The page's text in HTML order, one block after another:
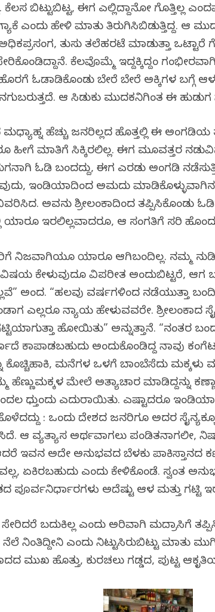
ಕೆಲಸ ಬಿಟ್ಟುಬಿಟ್ಟ, ಈಗ ಎಲ್ಲಿದ್ದಾನೋ ಗೊತ್ತಿಲ್ಲ
ಎಂದು ಹೇಳಿ ಮಾತು ತಿರುಗಿಸಿಬಿಡುತ್ತಿದ್ದ. ಆ
ತುಸು ತಲೆಹರಟೆ ಮಾಡುತ್ತಾ
ಕೆಲವೊಮ್ಮೆ ಇದ್ದಕ್ಕಿದ್ದಂತೆ
ಓಡಾಡಿಕೊಂಡು ಬೇರೆ ಬೇರೆ ಅಕ್ಕಿಗಳ ಬಗ್ಗೆ
ಆ ಸಿಡುಕು ಮುದಕನಿಗಿಂತ ಈ ಹುಡುಗ
ಮಧ್ಯಾಹ್ನ ಹೆಚ್ಚು ಜನರಿಲ್ಲದ ಹೊತ್ತಲ್ಲಿ ಈ
ಹೀಗೆ ಮಾತಿಗೆ ಸಿಕ್ಕಿರಲಿಲ್ಲ. ಈಗ ಮೂವತ್ತರ
ಓಡಿ ಬಂದದ್ದು, ಈಗ ಎರಡು ಅಂಗಡಿ
ಇಂಡಿಯಾದಿಂದ ಅಮದು
ಅವನು ಶ್ರೀಲಂಕಾದಿಂದ ತಪ್ಪಿಸಿಕೊಂಡು
ಯಾರೂ ಇರಲಿಲ್ಲವಾದರೂ, ಆ ಸಂಗತಿಗೆ ಸರಿ
ನಿಜವಾಗಿಯೂ ಯಾರೂ ಆಗಿಬಂದಿಲ್ಲ. ನಮ್ಮ
ವಿಷಯ ಕೇಳುವುದೂ ವಿಪರೀತ ಅಂದುಬಿಟ್ಟರೆ, ಆಗ
ಅಂದ. “ಹಲವು ವರ್ಷಗಳಿಂದ ನಡೆಯುತ್ತಾ
ಎಲ್ಲರೂ ನ್ಯಾಯ ಹೇಳುವವರೇ. ಶ್ರೀಲಂಕಾದ
ಹೋಯಿತು” ಅನ್ನುತ್ತಾನೆ. “ನಂತರ
ಕಾಪಾಡಬಹುದು ಅಂದುಕೊಂಡಿದ್ದ ನಾವು
ಕೊಚ್ಚಿಹಾಕಿ, ಮನೆಗಳ ಒಳಗೆ ಬಾಂಬೆಸೆದು ಮಕ್ಕಳು
ಹೆಣ್ಣುಮಕ್ಕಳ ಮೇಲೆ ಅತ್ಯಾಚಾರ ಮಾಡಿದ್ದನ್ನು
ಧುತ್ತೆಂದು ಎದುರಾಯಿತು. ಎಷ್ಟಾದರೂ
: ಒಂದು ದೇಶದ ಜನರಿಗೂ ಅದರ
ಆ ವ್ಯತ್ಯಾಸ ಅರ್ಥವಾಗಲು ಪಂಡಿತನಾಗಲೀ,
ಇವನ ಅದೇ ಅನುಭವದ ಬೆಳಕು
ಏಕಿರಬಹುದು ಎಂದು ಕೇಳಿಕೊಂಡೆ. ಸ್ವಂತ
ಪೂರ್ವನಿರ್ಧಾರಗಳು ಅದೆಷ್ಟು ಆಳ ಮತ್ತು ಗಟ್ಟಿ
ಬದುಕಿಲ್ಲ ಎಂದು ಅರಿವಾಗಿ ಮದ್ರಾಸಿಗೆ
ನೆಲೆ ನಿಂತಿದ್ದೀನಿ ಎಂದು ನಿಟ್ಟುಸಿರುಬಿಟ್ಟು ಮಾತು
ಮುಖ ಹೊತ್ತು, ಕುರಚಲು ಗಡ್ಡದ, ಪುಟ್ಟ